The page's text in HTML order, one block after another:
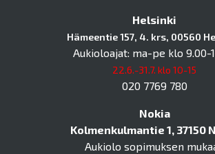
Helsinki
Hämeentie 157, 4. krs, 00560
Aukioloajat: ma-pe klo 9.00-
22.6.-31.7. klo 10-15
020 7769 780
Nokia
Kolmenkulmantie 1, 37150
Aukiolo sopimuksen